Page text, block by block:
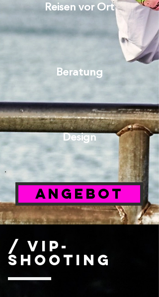
Reisen vor Ort
Beratung
Design
Angebot
/ VIP-
Shooting